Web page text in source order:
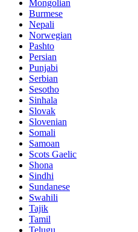
Mongolian
Burmese
Nepali
Norwegian
Pashto
Persian
Punjabi
Serbian
Sesotho
Sinhala
Slovak
Slovenian
Somali
Samoan
Scots Gaelic
Shona
Sindhi
Sundanese
Swahili
Tajik
Tamil
Telugu